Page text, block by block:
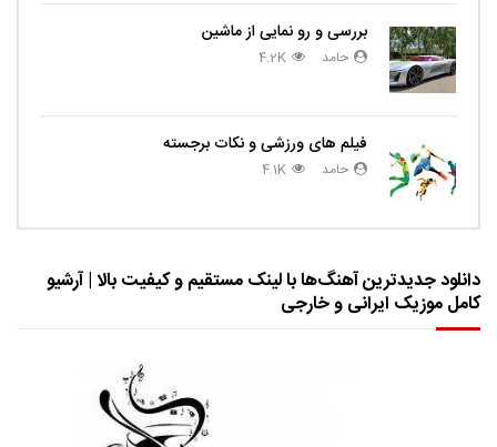
بررسی و رو نمایی از ماشین
حامد 4.2K
فیلم های ورزشی و نکات برجسته
حامد 4.1K
دانلود جدیدترین آهنگ‌ها با لینک مستقیم و کیفیت بالا | آرشیو
کامل موزیک ایرانی و خارجی